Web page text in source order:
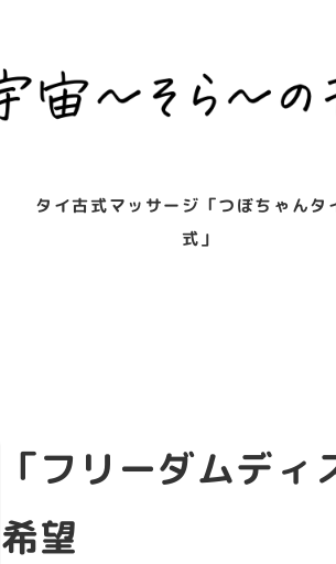
タイ古式マッサージ「つぼちゃんタ
式」
「フリーダムデ
希望